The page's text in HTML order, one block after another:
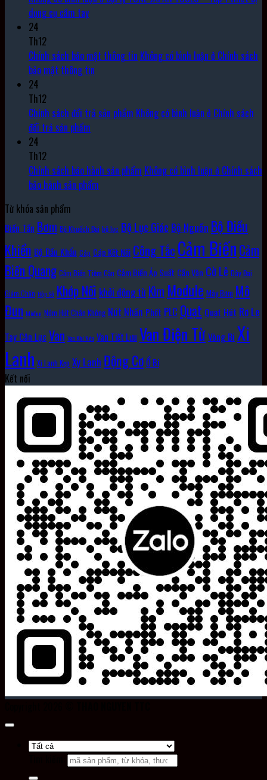
dụng cụ cầm tay
24
Th12
Chính sách bảo mật thông tin Không có bình luận ở Chính sách
bảo mật thông tin
24
Th12
Chính sách đổi trả sản phẩm Không có bình luận ở Chính sách
đổi trả sản phẩm
24
Th12
Chính sách bảo hành sản phẩm Không có bình luận ở Chính sách
bảo hành sản phẩm
Từ khóa sản phẩm
Biến Tần Bơm Bộ Khuếch Đại bộ lọc Bộ Lục Giác Bộ Nguồn Bộ Điều
Khiển Bộ Đầu Khẩu Cáp Cáp Kết Nối Công TắcCảm BiếnCảm
Biến Quang Cảm Biến Tiệm Cận Cảm Biến Áp Suất Cần Vặn Cờ Lê Dây Đai
Giảm Chấn Hộp Số Khớp Nối khởi động từ Kìm Module Máy Bơm Mô
Đun Môđun Núm Hút Chân Không Nút Nhấn Phốt PLC Quạt Quạt Hút Rơ Le
Tay Cân Lực Van Van Khí Nén Van Tiết Lưu Van Điện TừVòng Bi Xi
Lanh Xi Lanh Kẹp Xy LanhĐộng CơỔ Bi
Kết nối